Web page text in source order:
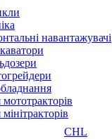
навантажувачі
CHL